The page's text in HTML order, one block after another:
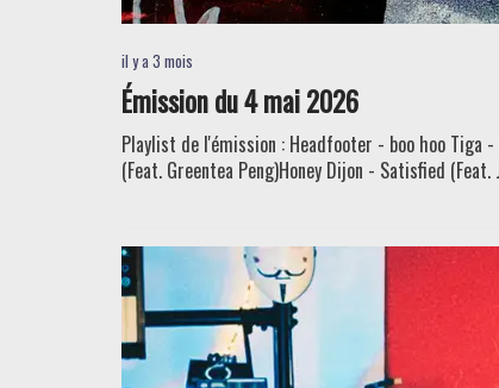
Émission du 4 mai 2026
Playlist de l'émission : Headfooter - boo hoo Tiga -
(Feat. Greentea Peng)Honey Dijon - Satisfied (Feat.